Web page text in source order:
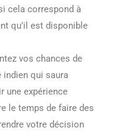
cela correspond à
qu’il est disponible
vos chances de
indien qui saura
une expérience
le temps de faire des
votre décision